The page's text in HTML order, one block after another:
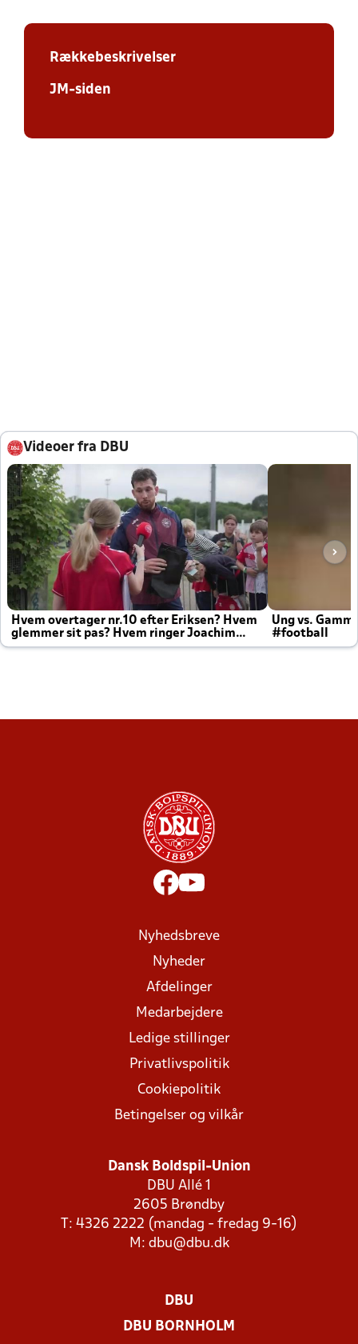
Rækkebeskrivelser
JM-siden
Videoer fra DBU
Hvem overtager nr.10 efter Eriksen? Hvem
glemmer sit pas? Hvem ringer Joachim
altid til efter kampe?
Ung vs.
#football
Nyhedsbreve
Nyheder
Afdelinger
Medarbejdere
Ledige stillinger
Privatlivspolitik
Cookiepolitik
Betingelser og vilkår
Dansk Boldspil-Union
DBU Allé 1
2605 Brøndby
T: 4326 2222 (mandag - fredag 9-16)
M: dbu@dbu.dk
DBU
DBU BORNHOLM